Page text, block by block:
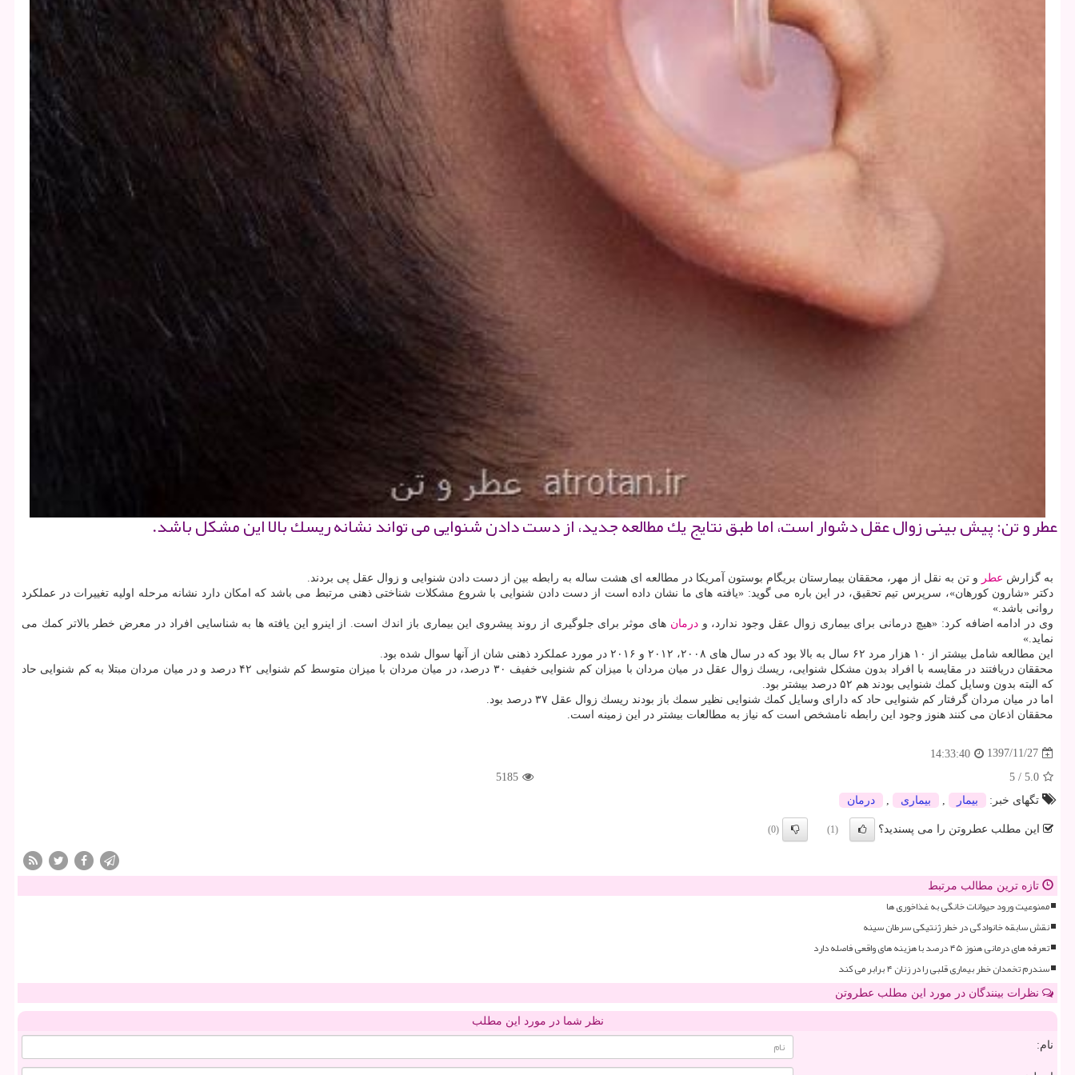
عطر و تن: پیش بینی زوال عقل دشوار است، اما طبق نتایج یك مطالعه جدید، از دست دادن شنوایی می تواند نشانه ریسك بالا این مشكل باشد.
به گزارش عطر و تن به نقل از مهر، محققان بیمارستان بریگام بوستون آمریكا در مطالعه ای هشت ساله به رابطه بین از دست دادن شنوایی و زوال عقل پی بردند.
دكتر «شارون كورهان»، سرپرس تیم تحقیق، در این باره می گوید: «یافته های ما نشان داده است از دست دادن شنوایی با شروع مشكلات شناختی ذهنی مرتبط می باشد كه امكان دارد نشانه مرحله اولیه تغییرات در عملكرد
روانی باشد.»
وی در ادامه اضافه كرد: «هیچ درمانی برای بیماری زوال عقل وجود ندارد، ودرمان های موثر برای جلوگیری از روند پیشروی این بیماری باز اندك است. از اینرو این یافته ها به شناسایی افراد در معرض خطر بالاتر كمك می
نماید.»
این مطالعه شامل بیشتر از ۱۰ هزار مرد ۶۲ سال به بالا بود كه در سال های ۲۰۰۸، ۲۰۱۲ و ۲۰۱۶ در مورد عملكرد ذهنی شان از آنها سوال شده بود.
محققان دریافتند در مقایسه با افراد بدون مشكل شنوایی، ریسك زوال عقل در میان مردان با میزان كم شنوایی خفیف ۳۰ درصد، در میان مردان با میزان متوسط كم شنوایی ۴۲ درصد و در میان مردان مبتلا به كم شنوایی حاد
كه البته بدون وسایل كمك شنوایی بودند هم ۵۲ درصد بیشتر بود.
اما در میان مردان گرفتار كم شنوایی حاد كه دارای وسایل كمك شنوایی نظیر سمك باز بودند ریسك زوال عقل ۳۷ درصد بود.
محققان اذعان می كنند هنوز وجود این رابطه نامشخص است كه نیاز به مطالعات بیشتر در این زمینه است.
1397/11/27
14:33:40
5.0
/
5
5185
تگهای خبر:
بیمار بیماری درمان
این مطلب عطروتن را می پسندید؟ (1)
(0)
تازه ترین مطالب مرتبط
ممنوعیت ورود حیوانات خانگی به غذاخوری ها
نقش سابقه خانوادگی در خطر ژنتیکی سرطان سینه
تعرفه های درمانی هنوز ۴۵ درصد با هزینه های واقعی فاصله دارد
سندرم تخمدان خطر بیماری قلبی را در زنان ۴ برابر می کند
نظرات بینندگان در مورد این مطلب عطروتن
نظر شما در مورد این مطلب
نام: